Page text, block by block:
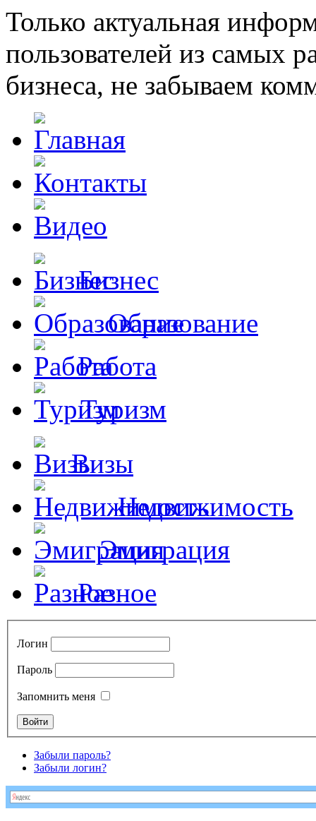
Только актуальная
пользователей из самых
бизнеса, не забываем
Бизнес
Образование
Работа
Туризм
Визы
Недвижимость
Эмиграция
Разное
Логин
Пароль
Запомнить меня
Забыли пароль?
Забыли логин?